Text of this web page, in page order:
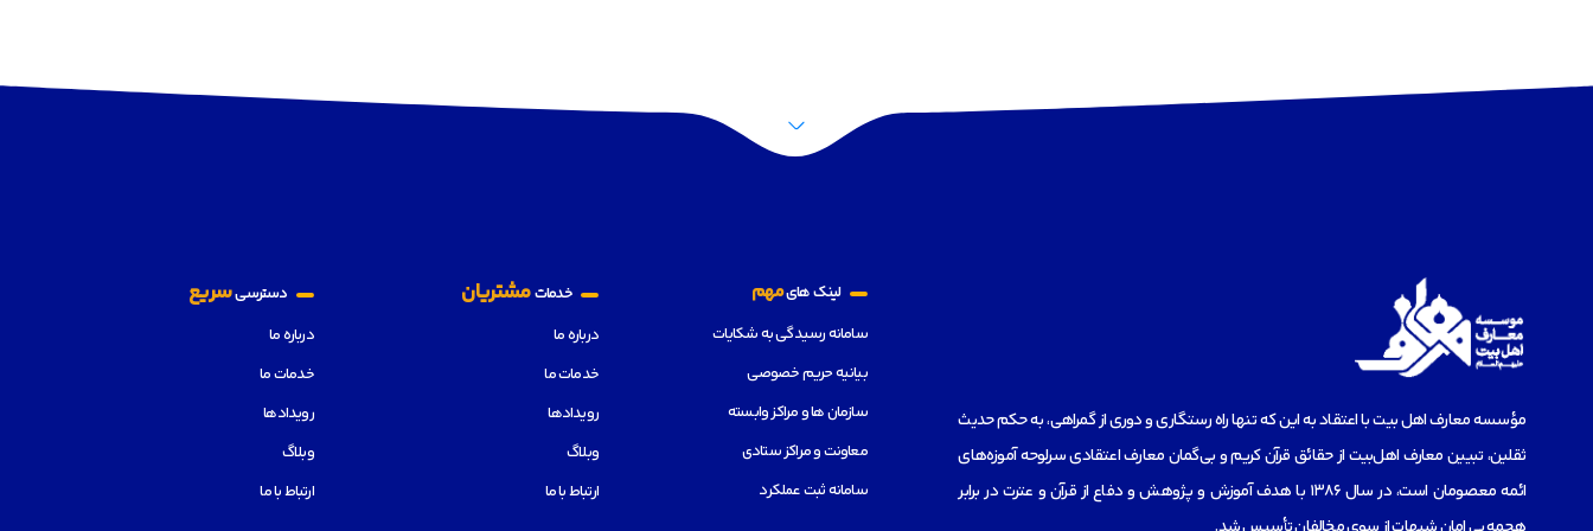
مؤسسه‌ معارف اهل بیت با اعتقاد به این که تنها راه رستگاری و دوری از گمراهی، به حکم حدیث
ثقلین، تبیین معارف اهل‌بیت از حقائق قرآن کریم و بی‌گمان معارف اعتقادی سرلوحه آموزه‌های
ائمه معصومان است، در سال 1386 با هدف آموزش و پژوهش و دفاع از قرآن و عترت در برابر
لینک هایمهم
سامانه رسیدگی به شکایات
بیانیه حریم خصوصی
سازمان ها و مراکز وابسته
معاونت و مراکز ستادی
سامانه ثبت عملکرد
خدماتمشتریان
درباره ما
خدمات ما
رویدادها
وبلاگ
ارتباط با ما
دسترسیسریع
درباره ما
خدمات ما
رویدادها
وبلاگ
ارتباط با ما